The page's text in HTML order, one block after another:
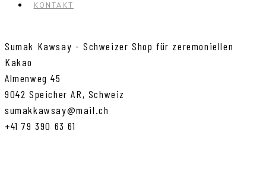
KONTAKT
Sumak Kawsay - Schweizer Shop für zeremoniellen
Kakao
Almenweg 45
9042 Speicher AR, Schweiz
sumakkawsay@mail.ch
+41 79 390 63 61